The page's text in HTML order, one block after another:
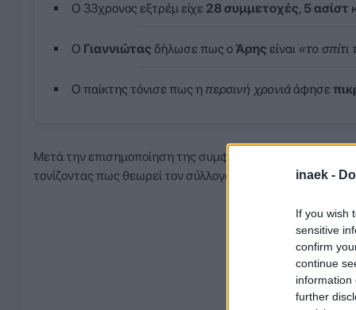
inaek -
If you wish
sensitive
confirm
continue
information
further
Ο 33χρονος εξτρέμ είχε 28 συμμετοχές, 5 ασίστ
Ο Γιαννιώτας δήλωσε πως ο Άρης είναι «το σπίτι
Ο παίκτης τόνισε πως η περσινή χρονιάάφησε
Μετά την επισημοποίηση της συμφωνίας, ο έμπειρος
τονίζοντας πως θεωρεί τον σύλλογο δεύτερο σπίτι του